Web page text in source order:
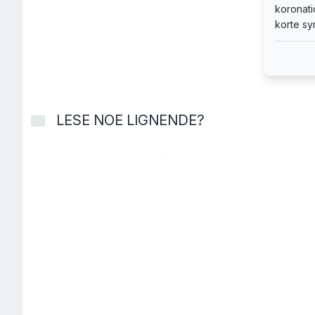
men
store
når så
korte
LESE NOE LIGNENDE?